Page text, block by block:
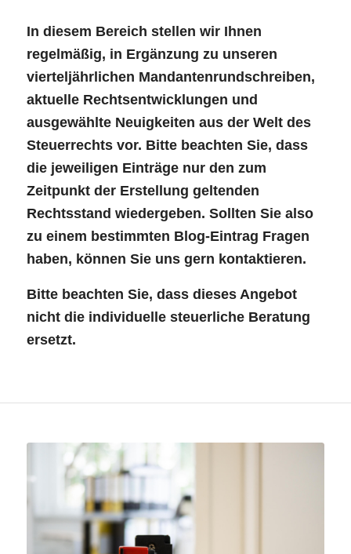
In diesem Bereich stellen wir Ihnen
regelmäßig, in Ergänzung zu unseren
vierteljährlichen Mandantenrundschreiben,
aktuelle Rechtsentwicklungen und
ausgewählte Neuigkeiten aus der Welt des
Steuerrechts vor. Bitte beachten Sie, dass
die jeweiligen Einträge nur den zum
Zeitpunkt der Erstellung geltenden
Rechtsstand wiedergeben. Sollten Sie also
zu einem bestimmten Blog-Eintrag Fragen
haben, können Sie uns gern kontaktieren.
Bitte beachten Sie, dass dieses Angebot
nicht die individuelle steuerliche Beratung
ersetzt.